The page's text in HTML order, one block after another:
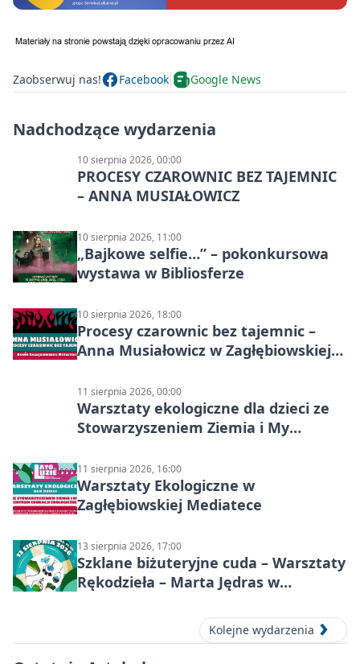
Zaobserwuj nas! Facebook Google News
Nadchodzące wydarzenia
10 sierpnia 2026, 00:00
PROCESY CZAROWNIC BEZ TAJEMNIC
– ANNA MUSIAŁOWICZ
10 sierpnia 2026, 11:00
„Bajkowe selfie…” – pokonkursowa
wystawa w Bibliosferze
10 sierpnia 2026, 18:00
Procesy czarownic bez tajemnic –
Anna Musiałowicz w Zagłębiowskiej
11 sierpnia 2026, 00:00
Warsztaty ekologiczne dla dzieci ze
Stowarzyszeniem Ziemia i My
11 sierpnia 2026, 16:00
Warsztaty Ekologiczne w
Zagłębiowskiej Mediatece
13 sierpnia 2026, 17:00
Szklane biżuteryjne cuda – Warsztaty
Rękodzieła – Marta Jędras w
Kolejne wydarzenia